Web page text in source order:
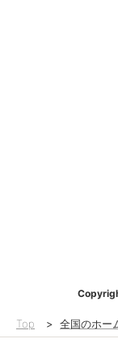
Top > 全国のホー